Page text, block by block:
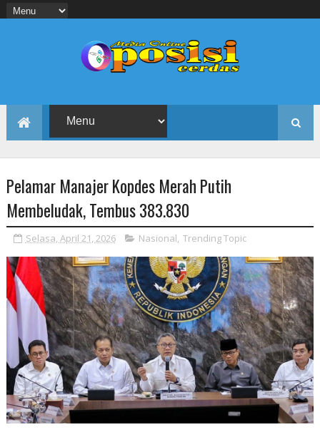
Pelamar Manajer Kopdes Merah Putih
Membeludak, Tembus 383.830
Selasa, April 21, 2026 Nasional, Trending Topic